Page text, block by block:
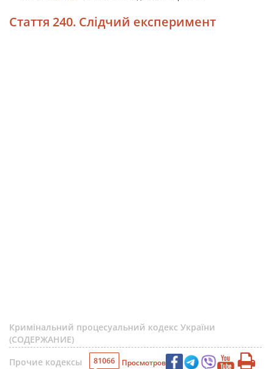
Стаття 240. Слідчий експеримент
Кримінальний процесуальний кодекс України
(СОДЕРЖАНИЕ)
Прочие кодексы
81066 Просмотров